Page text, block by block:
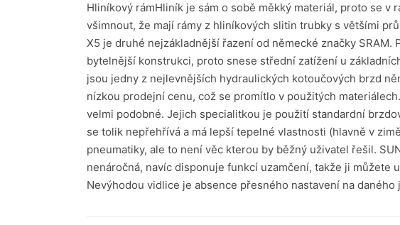
Hliníkový rámHliník je sám o sobě měkký materiál, proto se
všimnout, že mají rámy z hliníkových slitin trubky s většími
X5 je druhé nejzákladnější řazení od německé značky
bytelnější konstrukci, proto snese střední zatížení u
jsou jedny z nejlevnějších hydraulických kotoučových brzd
nízkou prodejní cenu, což se promítlo v použitých
velmi podobné. Jejich specialitkou je použití standardní
se tolik nepřehřívá a má lepší tepelné vlastnosti (hlavně v
pneumatiky, ale to není věc kterou by běžný uživatel řešil.
nenáročná, navíc disponuje funkcí uzamčení, takže ji
Nevýhodou vidlice je absence přesného nastavení na daného